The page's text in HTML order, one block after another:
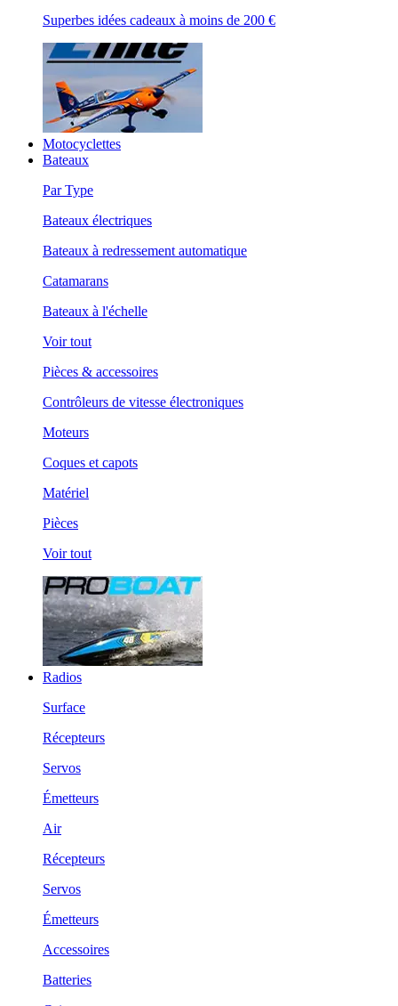
Superbes idées cadeaux à moins de 200 €
Motocyclettes
Bateaux
Par Type
Bateaux électriques
Bateaux à redressement automatique
Catamarans
Bateaux à l'échelle
Voir tout
Pièces & accessoires
Contrôleurs de vitesse électroniques
Moteurs
Coques et capots
Matériel
Pièces
Voir tout
Radios
Surface
Récepteurs
Servos
Émetteurs
Air
Récepteurs
Servos
Émetteurs
Accessoires
Batteries